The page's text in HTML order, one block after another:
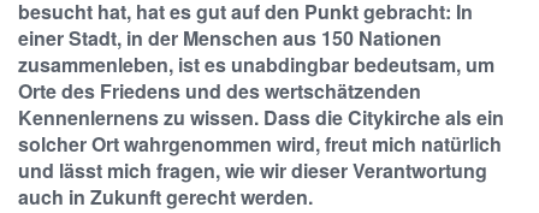
besucht hat, hat es gut auf den Punkt gebracht: In
einer Stadt, in der Menschen aus 150 Nationen
zusammenleben, ist es unabdingbar bedeutsam, um
Orte des Friedens und des wertschätzenden
Kennenlernens zu wissen. Dass die Citykirche als ein
solcher Ort wahrgenommen wird, freut mich natürlich
und lässt mich fragen, wie wir dieser Verantwortung
auch in Zukunft gerecht werden.